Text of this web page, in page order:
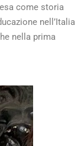
come storia
nell’Italia
nella prima